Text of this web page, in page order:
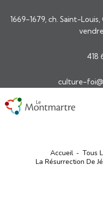
1669-1679, ch. Saint-Louis,
418
culture-
Accueil Tous
La Résurrection De